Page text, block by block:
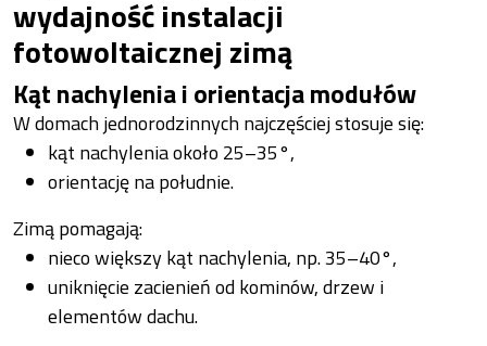
wydajność instalacji
fotowoltaicznej zimą
Kąt nachylenia i orientacja modułów
W domach jednorodzinnych najczęściej stosuje się:
kąt nachylenia około 25–35°,
orientację na południe.
Zimą pomagają:
nieco większy kąt nachylenia, np. 35–40°,
uniknięcie zacienień od kominów, drzew i
elementów dachu.